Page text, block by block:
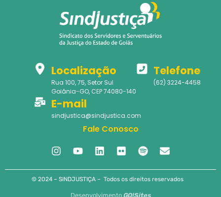
Localização
Rua 100, 75, Setor Sul
Goiânia-GO, CEP 74080-140
Telefone
(62) 3224-4458
E-mail
sindjustica@sindjustica.com
Fale Conosco
© 2024 – SINDJUSTIÇA – Todos os direitos reservados
Desenvolvimento GO!Sites